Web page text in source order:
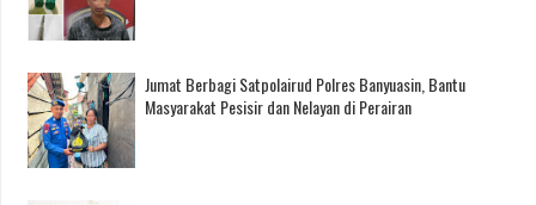
Jumat Berbagi Satpolairud Polres Banyuasin, Bantu
Masyarakat Pesisir dan Nelayan di Perairan